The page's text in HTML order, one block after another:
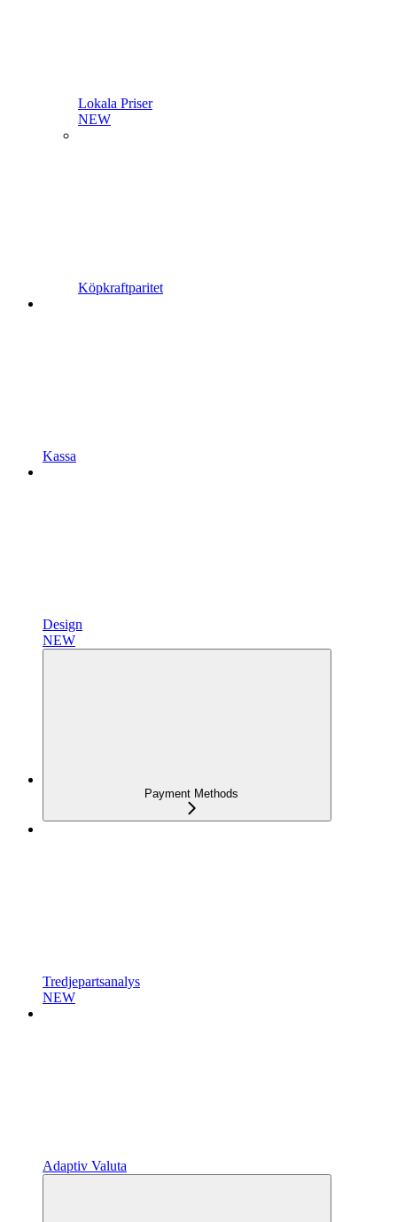
Lokala Priser
NEW
Köpkraftparitet
Kassa
Design
NEW
Payment Methods
Tredjepartsanalys
NEW
Adaptiv Valuta